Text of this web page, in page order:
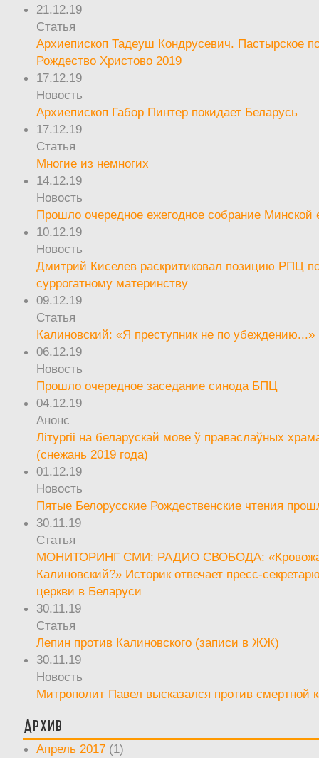
21.12.19
Статья
Архиепископ Тадеуш Кондрусевич. Пастырское
Рождество Христово 2019
17.12.19
Новость
Архиепископ Габор Пинтер покидает Беларусь
17.12.19
Статья
Многие из немногих
14.12.19
Новость
Прошло очередное ежегодное собрание
10.12.19
Новость
Дмитрий Киселев раскритиковал позицию РПЦ
суррогатному материнству
09.12.19
Статья
Калиновский: «Я преступник не по убеждению...»
06.12.19
Новость
Прошло очередное заседание синода БПЦ
04.12.19
Анонс
Літургіі на беларускай мове ў праваслаўных
(снежань 2019 года)
01.12.19
Новость
Пятые Белорусские Рождественские чтения
30.11.19
Статья
МОНИТОРИНГ СМИ: РАДИО СВОБОДА:
Калиновский?» Историк отвечает пресс-
церкви в Беларуси
30.11.19
Статья
Лепин против Калиновского (записи в ЖЖ)
30.11.19
Новость
Митрополит Павел высказался против смертной
Архив
Апрель 2017 (1)